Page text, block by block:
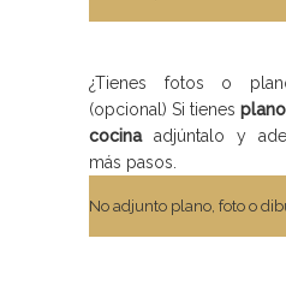
¿Tienes fotos o
(opcional) Si tienes
cocinaadjúntalo y
más pasos.